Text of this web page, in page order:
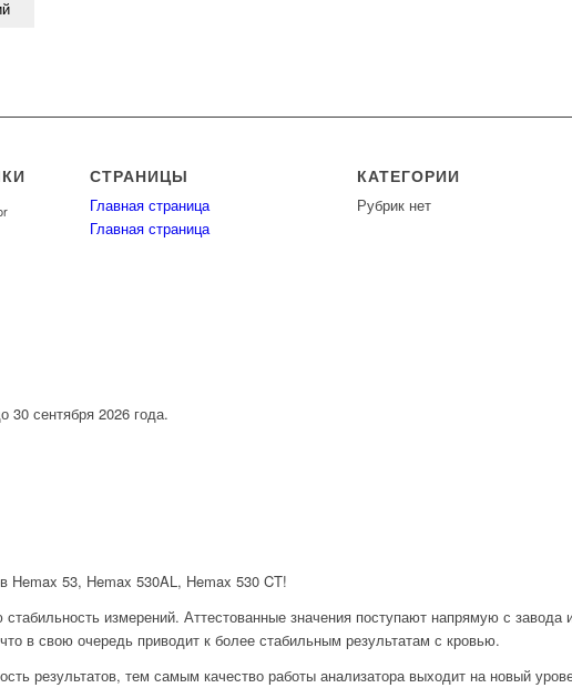
СТРАНИЦЫ
Главная страница
Главная страница
КАТЕГОРИИ
Рубрик нет
сентября 2026 года.
Hemax 53, Hemax 530AL, Hemax 530 CT!
измерений. Аттестованные значения поступают напрямую с
в свою очередь приводит к более стабильным результатам с кровью.
результатов, тем самым качество работы анализатора выходит на новый